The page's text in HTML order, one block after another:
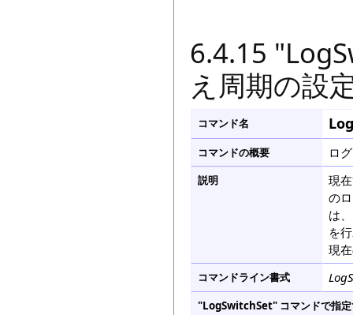
6.4.15
え周期の設
コマンド名
コマンドの概要 ロ
説明
現
の
は
を
現
コマンドライン書式
"LogSwitchSet" コマンドで指定